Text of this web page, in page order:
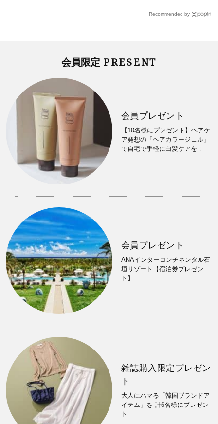
Recommended by
会員限定 PRESENT
会員プレゼント
【10名様にプレゼント】ヘアケ
ア発想の「ヘアカラージェル」
で自宅で手軽に白髪ケアを！
会員プレゼント
ANAインターコンチネンタル石
垣リゾート【宿泊券プレゼン
ト】
雑誌購入限定プレゼン
ト
大人にハマる「韓国ブランドア
イテム」を 計6名様にプレゼン
ト